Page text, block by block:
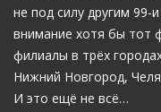
не под силу другим
внимание хотя бы тот
филиалы в трёх
Нижний Новгород,
И это ещё не всё…